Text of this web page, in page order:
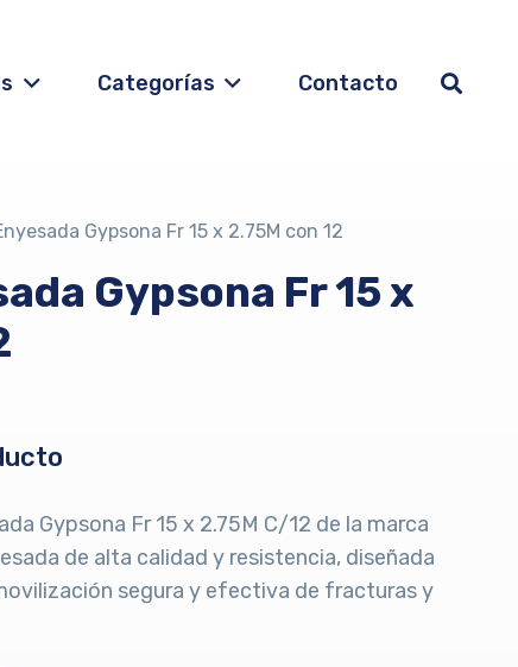
Categorías Contacto
Gypsona Fr 15 x 2.75M con 12
Gypsona Fr 15 x
Gypsona Fr 15 x 2.75M C/12 de la marca
de alta calidad y resistencia, diseñada
segura y efectiva de fracturas y